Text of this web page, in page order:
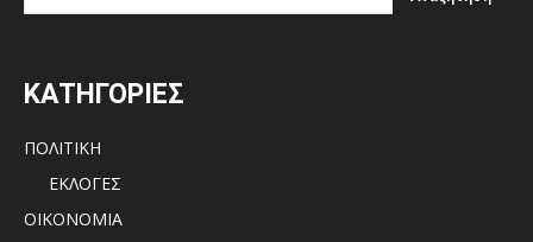
ΚΑΤΗΓΟΡΙΕΣ
ΠΟΛΙΤΙΚΗ
ΕΚΛΟΓΕΣ
ΟΙΚΟΝΟΜΙΑ